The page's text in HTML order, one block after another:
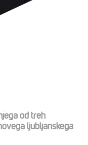
od treh
ljubljanskega